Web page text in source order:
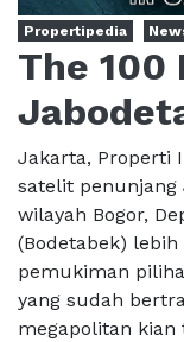
Propertipedia
The 100
Jakarta, Properti
satelit penunjang
wilayah Bogor,
(Bodetabek)
pemukiman
yang sudah
megapolitan